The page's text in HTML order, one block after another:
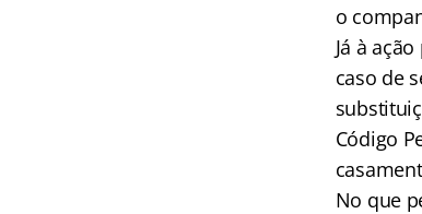
o
Já à
caso de
Código
No que